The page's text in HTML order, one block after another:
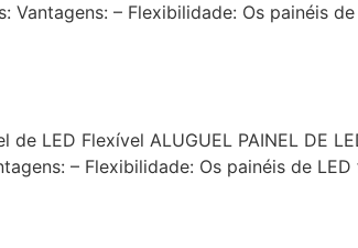
– Flexibilidade: Os painéis
LED Flexível ALUGUEL PAINEL DE
– Flexibilidade: Os painéis de